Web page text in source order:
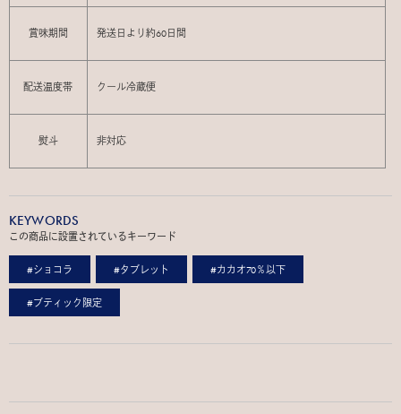
賞味期間 発送日より約60日間
配送温度帯 クール冷蔵便
熨斗 非対応
KEYWORDS
この商品に設置されているキーワード
#ショコラ #タブレット #カカオ70％以下
#ブティック限定